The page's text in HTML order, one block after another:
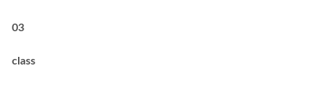
03
class